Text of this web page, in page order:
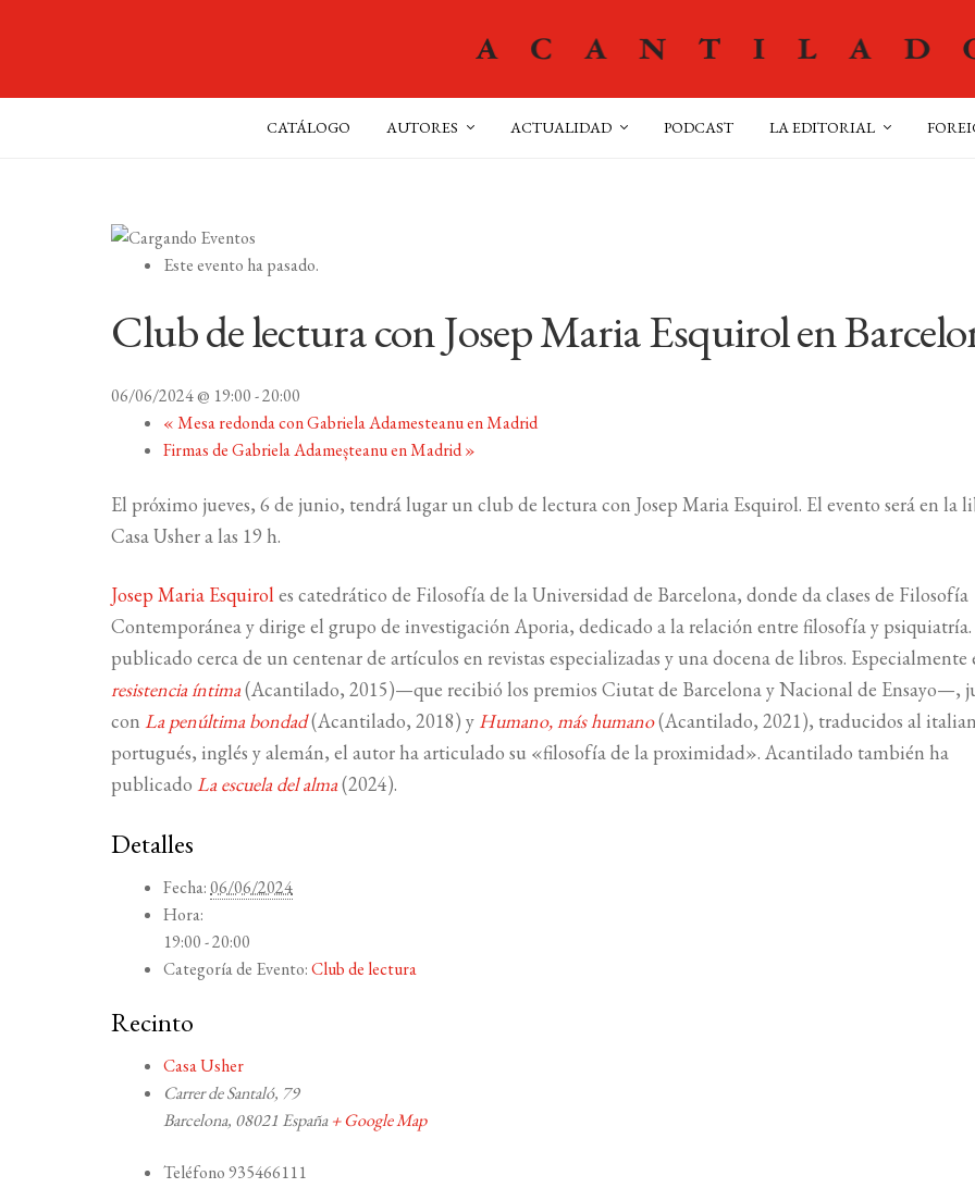
CATÁLOGO AUTORES ACTUALIDAD PODCAST LA EDITORIAL
Este evento ha pasado.
Club de lectura con Josep Maria Esquirol en
06/06/2024 @ 19:00-20:00
«Mesa redonda con Gabriela Adamesteanu en Madrid
Firmas de Gabriela Adameșteanu en Madrid»
El próximo jueves, 6 de junio, tendrá lugar un club de lectura con Josep Maria Esquirol. El evento será en la
Casa Usher a las 19 h.
Josep Maria Esquiroles catedrático de Filosofía de la Universidad de Barcelona, donde da clases de Filosofía
Contemporánea y dirige el grupo de investigación Aporia, dedicado a la relación entre filosofía y
publicado cerca de un centenar de artículos en revistas especializadas y una docena de libros.
resistencia íntima(Acantilado, 2015)—que recibió los premios Ciutat de Barcelona y Nacional de Ensayo—,
conLa penúltima bondad(Acantilado, 2018) y Humano, más humano(Acantilado, 2021), traducidos al
portugués, inglés y alemán, el autor ha articulado su «filosofía de la proximidad». Acantilado también ha
publicadoLa escuela del alma(2024).
Detalles
Fecha: 06/06/2024
Hora:
19:00 - 20:00
Categoría de Evento: Club de lectura
Recinto
Casa Usher
Carrer de Santaló, 79
Barcelona, 08021 España + Google Map
Teléfono 935466111